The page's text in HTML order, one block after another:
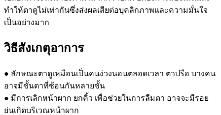
ทำให้ตาดูไม่เท่ากันซึ่งส่งผลเสียต่อบุคลิกภาพและความมั่นใจ
เป็นอย่างมาก
วิธีสังเกตุอาการ
● ลักษณะตาดูเหมือนเป็นคนง่วงนอนตลอดเวลา ตาปรือ บางคน
อาจมีชั้นตาที่ซ้อนกันหลายชั้น
● มีการเลิกหน้าผาก ยกคิ้ว เพื่อช่วยในการลืมตา อาจจะมีรอย
ย่นเกิดบริเวณหน้าผาก